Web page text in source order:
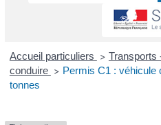
Accueil particuliers > Transports
conduire > Permis C1 : véhicule
tonnes